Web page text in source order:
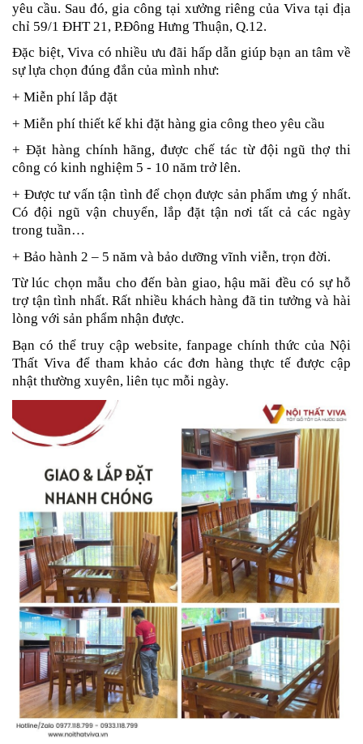
yêu cầu. Sau đó, gia công tại xưởng riêng của Viva tại địa
chỉ 59/1 ĐHT 21, P.Đông Hưng Thuận, Q.12.
Đặc biệt, Viva có nhiều ưu đãi hấp dẫn giúp bạn an tâm về
sự lựa chọn đúng đắn của mình như:
+ Miễn phí lắp đặt
+ Miễn phí thiết kế khi đặt hàng gia công theo yêu cầu
+ Đặt hàng chính hãng, được chế tác từ đội ngũ thợ thi
công có kinh nghiệm 5 - 10 năm trở lên.
+ Được tư vấn tận tình để chọn được sản phẩm ưng ý nhất.
Có đội ngũ vận chuyển, lắp đặt tận nơi tất cả các ngày
trong tuần…
+ Bảo hành 2 – 5 năm và bảo dưỡng vĩnh viễn, trọn đời.
Từ lúc chọn mẫu cho đến bàn giao, hậu mãi đều có sự hỗ
trợ tận tình nhất. Rất nhiều khách hàng đã tin tưởng và hài
lòng với sản phẩm nhận được.
Bạn có thể truy cập website, fanpage chính thức của Nội
Thất Viva để tham khảo các đơn hàng thực tế được cập
nhật thường xuyên, liên tục mỗi ngày.